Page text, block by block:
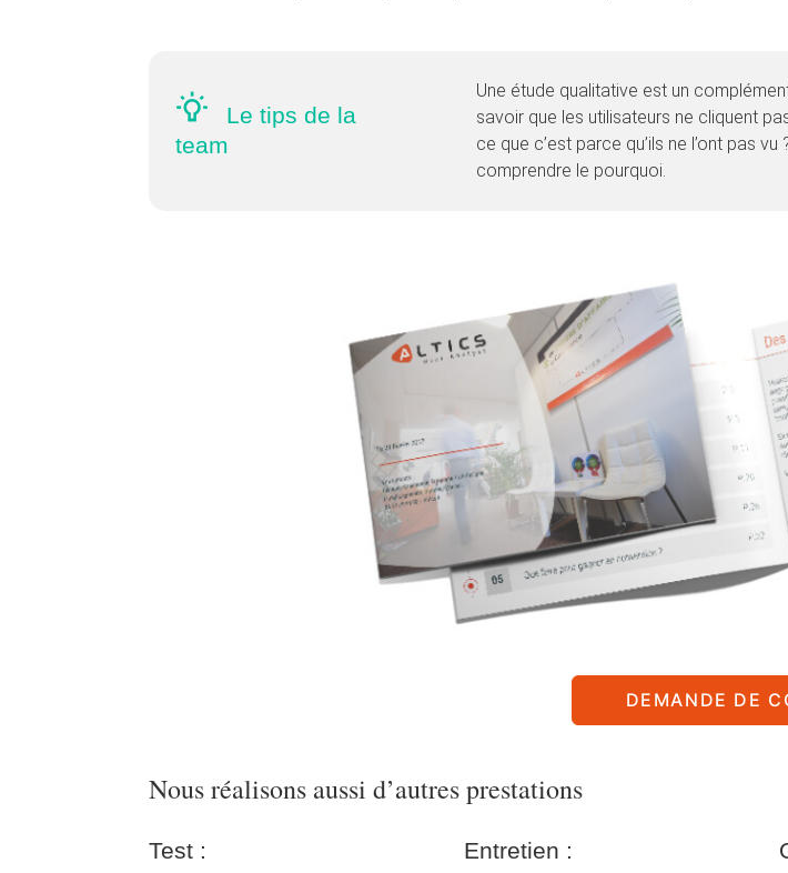
Le tips de la
team
Une étude qualitative est un
savoir que les utilisateurs ne cliquent
ce que c’est parce qu’ils ne l’ont pas vu
comprendre le pourquoi.
DEMANDE DE
Nous réalisons aussi d’autres prestations
Test : Entretien :